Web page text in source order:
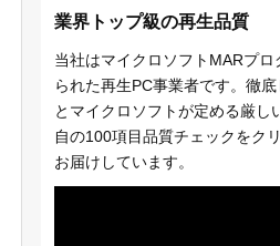
業界トップ級の再生品質
当社はマイクロソフトMARプ
られた再生PC事業者です。徹
とマイクロソフトが定める厳し
自の100項目品質チェックをク
お届けしています。